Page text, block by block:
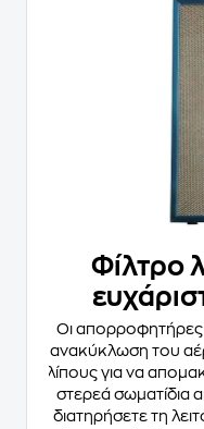
Φίλτρο
Οι απορροφητήρες
ανακύκλωση του
λίπους για να
στερεά σωματίδια
διατηρήσετε τη